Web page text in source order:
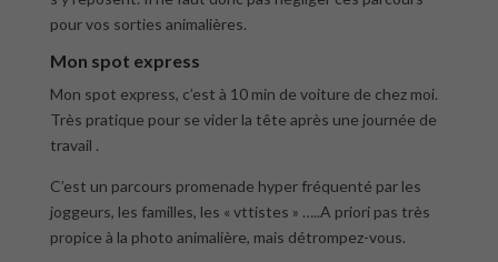
pour vos sorties animalières.
Mon spot express
Mon spot express, c’est à 10 min de voiture de chez moi.
Très pratique pour se vider la tête après une journée de
travail .
C’est un parcours promenade hyper fréquenté par les
joggeurs, les familles, les « vttistes » …..A priori pas très
propice à la photo animalière, mais détrompez-vous.